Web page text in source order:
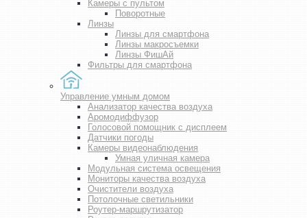
Камеры с пультом
Поворотные
Линзы
Линзы для смартфона
Линзы макросъемки
Линзы ФишАй
Фильтры для смартфона
Управление умным домом
Анализатор качества воздуха
Аромодиффузор
Голосовой помощник с дисплеем
Датчики погоды
Камеры видеонаблюдения
Умная уличная камера
Модульная система освещения
Мониторы качества воздуха
Очистители воздуха
Потолочные светильники
Роутер-маршрутизатор